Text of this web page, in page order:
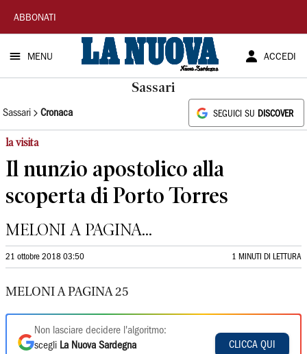
La
Nuova
Sardegna
ABBONATI
MENU ACCEDI
Sassari
Sassari Cronaca SEGUICI SU DISCOVER
la visita
Il nunzio apostolico alla
scoperta di Porto Torres
MELONI A PAGINA...
21 ottobre 2018 03:50 1 MINUTI DI LETTURA
MELONI A PAGINA 25
Non lasciare decidere l'algoritmo:
scegli La Nuova Sardegna
CLICCA QUI